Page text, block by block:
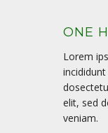
ONE
Lorem
elit, sed
veniam.